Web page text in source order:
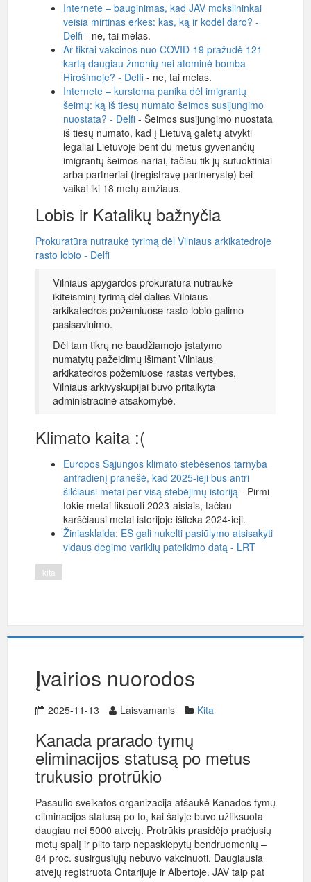
Internete – bauginimas, kad JAV mokslininkai
veisia mirtinas erkes: kas, ką ir kodėl daro? -
Delfi - ne, tai melas.
Ar tikrai vakcinos nuo COVID-19 pražudė 121
kartą daugiau žmonių nei atominė bomba
Hirošimoje? - Delfi - ne, tai melas.
Internete – kurstoma panika dėl imigrantų
šeimų: ką iš tiesų numato šeimos susijungimo
nuostata? - Delfi - Šeimos susijungimo nuostata
iš tiesų numato, kad į Lietuvą galėtų atvykti
legaliai Lietuvoje bent du metus gyvenančių
imigrantų šeimos nariai, tačiau tik jų sutuoktiniai
arba partneriai (įregistravę partnerystę) bei
vaikai iki 18 metų amžiaus.
Lobis ir Katalikų bažnyčia
Prokuratūra nutraukė tyrimą dėl Vilniaus arkikatedroje
rasto lobio - Delfi
Vilniaus apygardos prokuratūra nutraukė
ikiteisminį tyrimą dėl dalies Vilniaus
arkikatedros požemiuose rasto lobio galimo
pasisavinimo.
Dėl tam tikrų ne baudžiamojo įstatymo
numatytų pažeidimų išimant Vilniaus
arkikatedros požemiuose rastas vertybes,
Vilniaus arkivyskupijai buvo pritaikyta
administracinė atsakomybė.
Klimato kaita :(
Europos Sąjungos klimato stebėsenos tarnyba
antradienį pranešė, kad 2025-ieji bus antri
šilčiausi metai per visą stebėjimų istoriją - Pirmi
tokie metai fiksuoti 2023-aisiais, tačiau
karščiausi metai istorijoje išlieka 2024-ieji.
Žiniasklaida: ES gali nukelti pasiūlymo atsisakyti
vidaus degimo variklių pateikimo datą - LRT
kita
Įvairios nuorodos
2025-11-13 Laisvamanis Kita
Kanada prarado tymų
eliminacijos statusą po metus
trukusio protrūkio
Pasaulio sveikatos organizacija atšaukė Kanados tymų
eliminacijos statusą po to, kai šalyje buvo užfiksuota
daugiau nei 5000 atvejų. Protrūkis prasidėjo praėjusių
metų spalį ir plito tarp nepaskiepytų bendruomenių –
84 proc. susirgusiųjų nebuvo vakcinuoti. Daugiausia
atvejų registruota Ontarijuje ir Albertoje. JAV taip pat